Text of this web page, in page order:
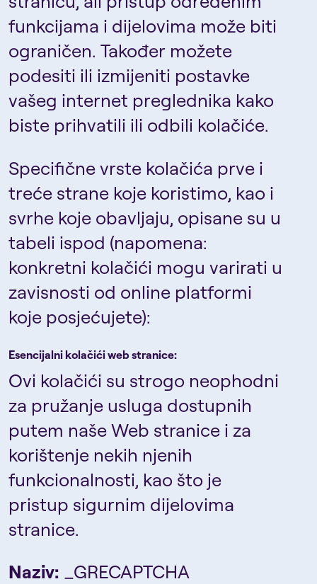
funkcijama i dijelovima može biti
ograničen. Također možete
podesiti ili izmijeniti postavke
vašeg internet preglednika kako
biste prihvatili ili odbili kolačiće.
Specifične vrste kolačića prve i
treće strane koje koristimo, kao i
svrhe koje obavljaju, opisane su u
tabeli ispod (napomena:
konkretni kolačići mogu varirati u
zavisnosti od online platformi
koje posjećujete):
Esencijalni kolačići web stranice:
Ovi kolačići su strogo neophodni
za pružanje usluga dostupnih
putem naše Web stranice i za
korištenje nekih njenih
funkcionalnosti, kao što je
pristup sigurnim dijelovima
stranice.
Naziv: _GRECAPTCHA